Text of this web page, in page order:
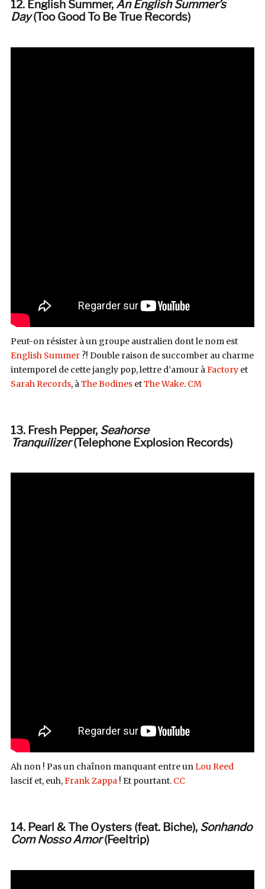
12. English Summer, An English Summer’s
Day(Too Good To Be True Records)
Peut-on résister à un groupe australien dont le nom est
English Summer?! Double raison de succomber au charme
intemporel de cette jangly pop, lettre d’amour àFactoryet
Sarah Records, àThe BodinesetThe Wake. CM
13. Fresh Pepper, Seahorse
Tranquilizer(Telephone Explosion Records)
Ah non ! Pas un chaînon manquant entre unLou Reed
lascif et, euh,Frank Zappa! Et pourtant. CC
14. Pearl & The Oysters (feat. Biche), Sonhando
Com Nosso Amor(Feeltrip)